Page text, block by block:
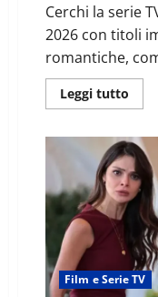
Cerchi la serie
2026 con titoli
romantiche,
Leggi tutto
Film e Serie TV